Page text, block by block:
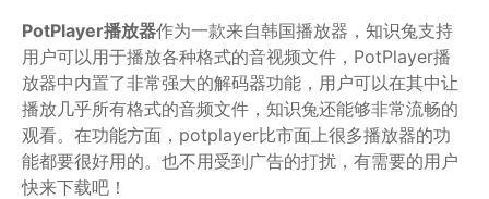
PotPlayer播放器作为一款来自韩国播放器，知识兔支持
用户可以用于播放各种格式的音视频文件，PotPlayer播
放器中内置了非常强大的解码器功能，用户可以在其中让
播放几乎所有格式的音频文件，知识兔还能够非常流畅的
观看。在功能方面，potplayer比市面上很多播放器的功
能都要很好用的。也不用受到广告的打扰，有需要的用户
快来下载吧！